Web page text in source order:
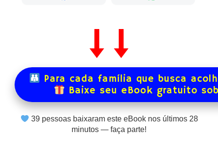
Para cada família que busca
Baixe seu eBook gratuito
39pessoas baixaram este eBook nos últimos 28
minutos — faça parte!